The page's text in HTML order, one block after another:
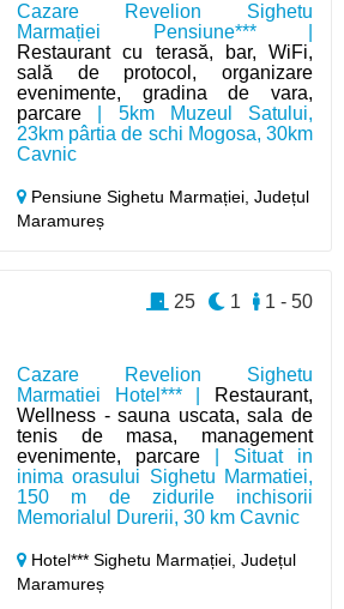
Cazare Revelion Sighetu
Marmației Pensiune*** |
Restaurant cu terasă, bar, WiFi,
sală de protocol, organizare
evenimente, gradina de vara,
parcare | 5km Muzeul Satului,
23km pârtia de schi Mogosa, 30km
Cavnic
Pensiune Sighetu Marmației,Județul
Maramureș
Cazare Revelion Sighetu
Marmatiei Hotel*** |
Restaurant,
Wellness - sauna uscata, sala de
tenis de masa, management
evenimente, parcare | Situat in
inima orasului Sighetu Marmatiei,
150 m de zidurile inchisorii
Memorialul Durerii, 30 km Cavnic
Hotel*** Sighetu Marmației,Județul
Maramureș
1 - 50
1
25